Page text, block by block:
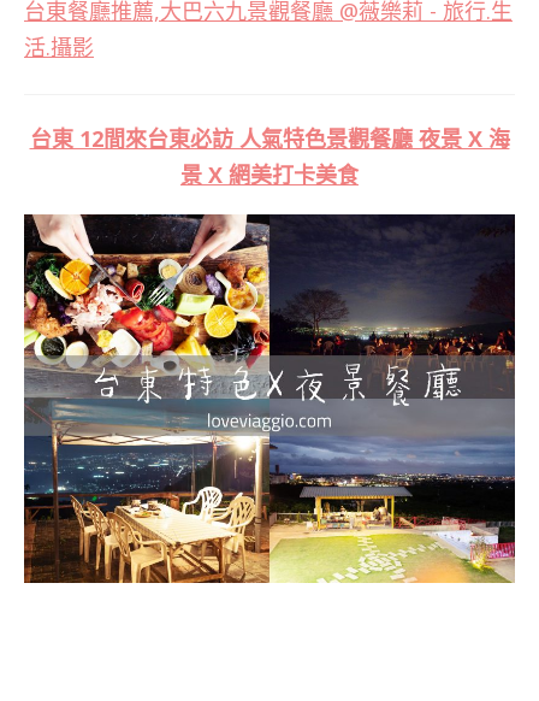
台東 12間來台東必訪 人氣特色景觀餐廳 夜景 X 海
景 X 網美打卡美食